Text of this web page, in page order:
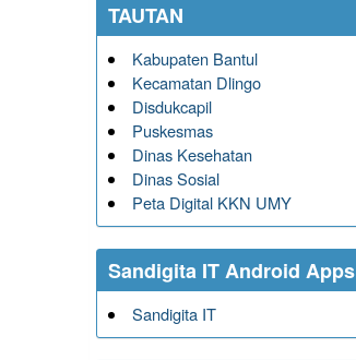
TAUTAN
Kabupaten Bantul
Kecamatan Dlingo
Disdukcapil
Puskesmas
Dinas Kesehatan
Dinas Sosial
Peta Digital KKN UMY
Sandigita IT Android Apps
Sandigita IT